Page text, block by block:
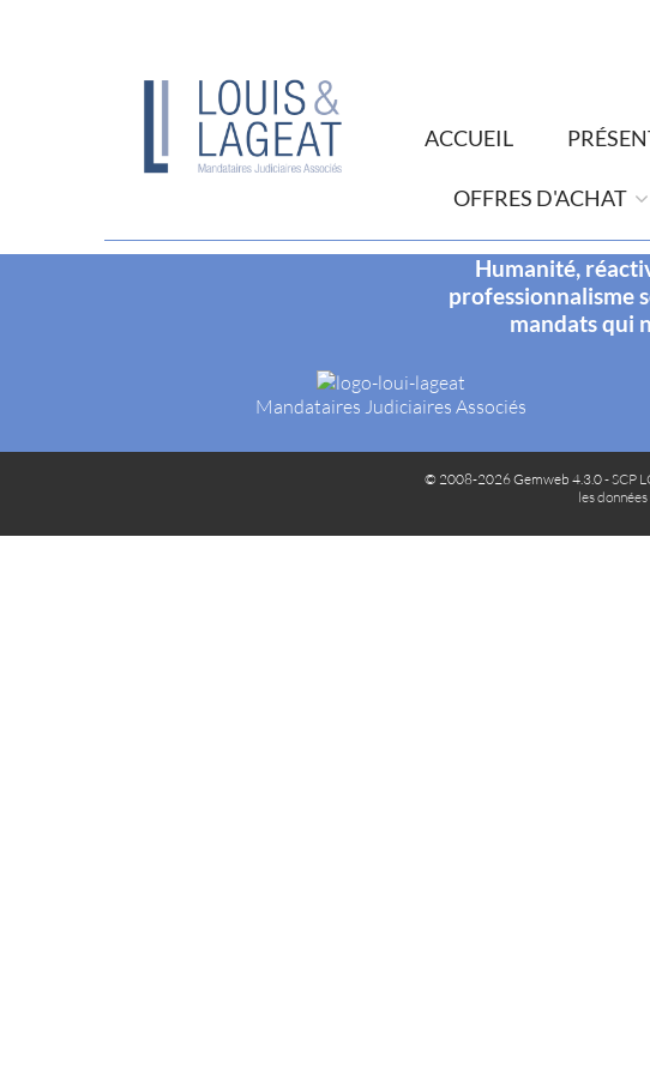
ACCUEIL
OFFRES D'ACHAT
Mandataires Judiciaires Associés
Humanité,
professionnalisme
mandats qui
© 2008-2026 Gemweb 4.3.0- SCP
les